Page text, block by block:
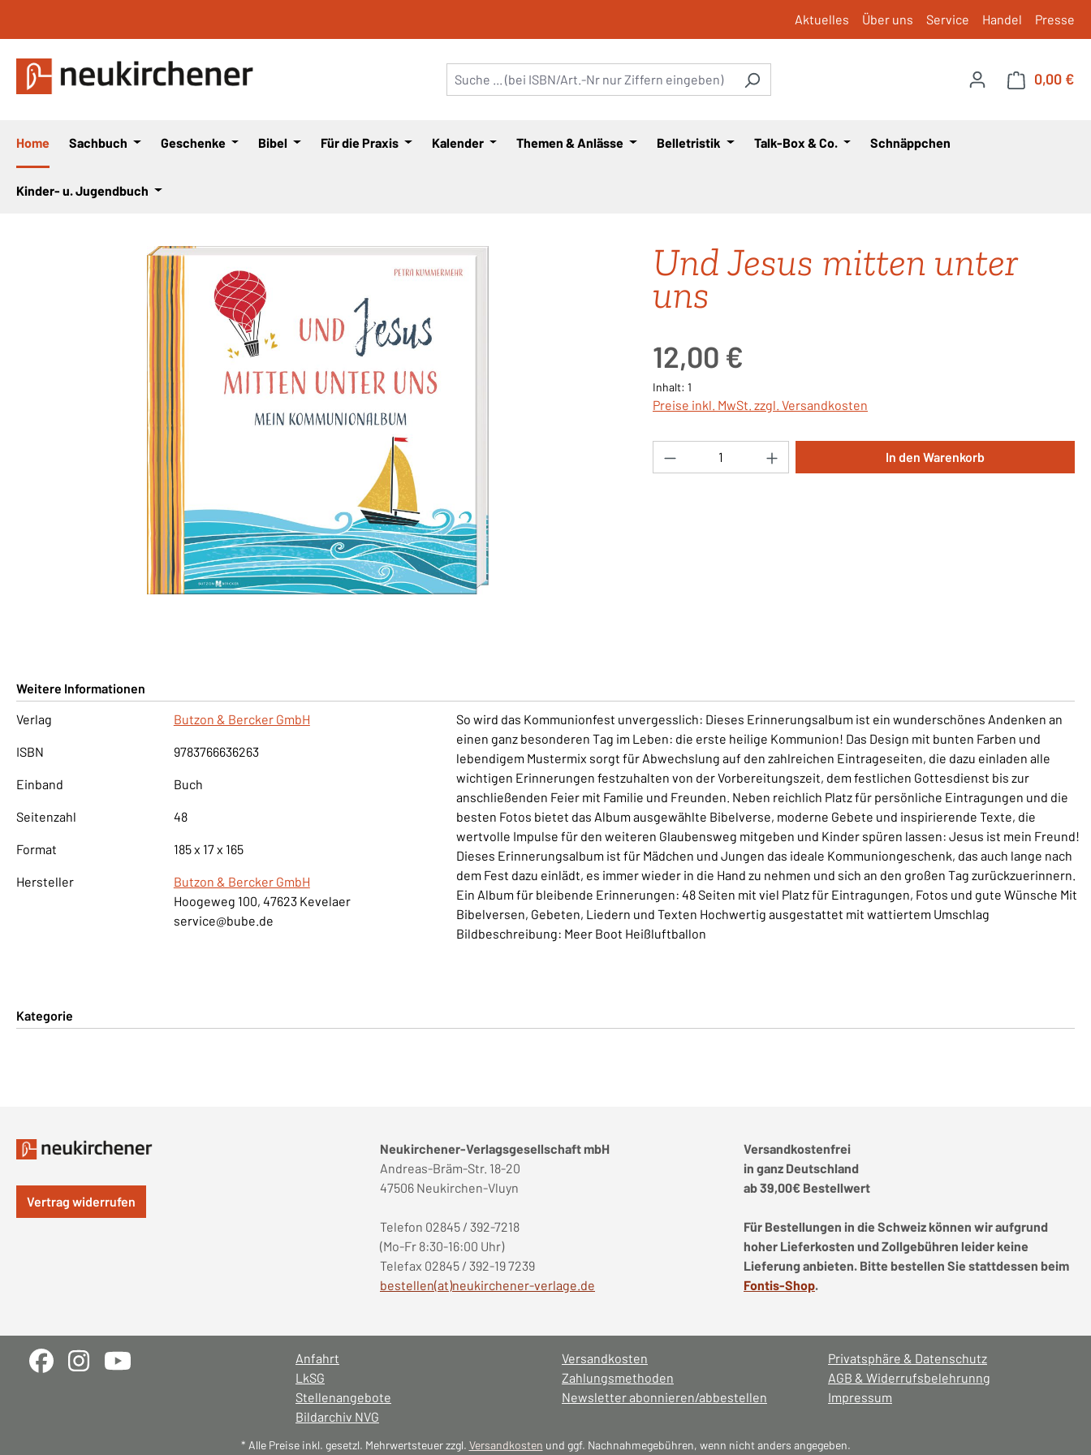
Aktuelles Über uns Service Handel Presse
0,00 €
Home Sachbuch Geschenke Bibel Für die Praxis Kalender Themen & Anlässe Belletristik Talk-Box & Co. Schnäppchen
Kinder- u. Jugendbuch
Bildergalerie überspringen Und Jesus mitten unter
uns
12,00 €
Inhalt: 1
Preise inkl. MwSt. zzgl. Versandkosten
Produkt Anzahl: Gib den gewünschten Wert ein
In den Warenkorb
Weitere Informationen
Verlag
Butzon & Bercker GmbH
ISBN 9783766636263
Einband Buch
Seitenzahl 48
Format 185 x 17 x 165
Hersteller
Butzon & Bercker GmbH
Hoogeweg 100, 47623 Kevelaer
service@bube.de
So wird das Kommunionfest unvergesslich: Dieses Erinnerungsalbum ist ein wunderschönes Andenken an
einen ganz besonderen Tag im Leben: die erste heilige Kommunion! Das Design mit bunten Farben und
lebendigem Mustermix sorgt für Abwechslung auf den zahlreichen Eintrageseiten, die dazu einladen alle
wichtigen Erinnerungen festzuhalten von der Vorbereitungszeit, dem festlichen Gottesdienst bis zur
anschließenden Feier mit Familie und Freunden. Neben reichlich Platz für persönliche Eintragungen und die
besten Fotos bietet das Album ausgewählte Bibelverse, moderne Gebete und inspirierende Texte, die
wertvolle Impulse für den weiteren Glaubensweg mitgeben und Kinder spüren lassen: Jesus ist mein Freund!
Dieses Erinnerungsalbum ist für Mädchen und Jungen das ideale Kommuniongeschenk, das auch lange nach
dem Fest dazu einlädt, es immer wieder in die Hand zu nehmen und sich an den großen Tag zurückzuerinnern.
Ein Album für bleibende Erinnerungen: 48 Seiten mit viel Platz für Eintragungen, Fotos und gute Wünsche Mit
Bibelversen, Gebeten, Liedern und Texten Hochwertig ausgestattet mit wattiertem Umschlag
Bildbeschreibung: Meer Boot Heißluftballon
Kategorie
Vertrag widerrufen
Neukirchener-Verlagsgesellschaft mbH
Andreas-Bräm-Str. 18-20
47506 Neukirchen-Vluyn
Telefon 02845 / 392-7218
(Mo-Fr 8:30-16:00 Uhr)
Telefax 02845 / 392-19 7239
bestellen(at)neukirchener-verlage.de
Versandkostenfrei
in ganz Deutschland
ab 39,00€ Bestellwert
Für Bestellungen in die Schweiz können wir aufgrund
hoher Lieferkosten und Zollgebühren leider keine
Lieferung anbieten. Bitte bestellen Sie stattdessen beim
Fontis-Shop.
Anfahrt
LkSG
Stellenangebote
Versandkosten
Zahlungsmethoden
Newsletter abonnieren/abbestellen
Privatsphäre & Datenschutz
AGB & Widerrufsbelehrunng
Impressum
Bildarchiv NVG
* Alle Preise inkl. gesetzl. Mehrwertsteuer zzgl. Versandkosten und ggf. Nachnahmegebühren, wenn nicht anders angegeben.